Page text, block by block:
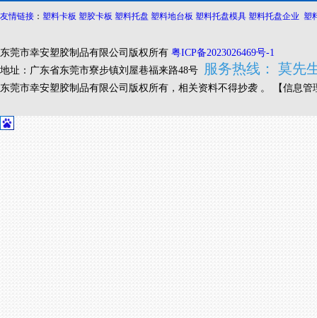
友情链接 ： 塑料卡板 塑胶卡板 塑料托盘 塑料地台板 塑料托盘模具 塑料托盘企业 塑
东莞市幸安塑胶制品有限公司版权所有 粤ICP备2023026469号-1
地址： 广东省东莞市寮步镇刘屋巷福来路48号 服务热线： 莫先
东莞市幸安塑胶制品有限公司版权所有，相关资料不得抄袭 。 【信息管